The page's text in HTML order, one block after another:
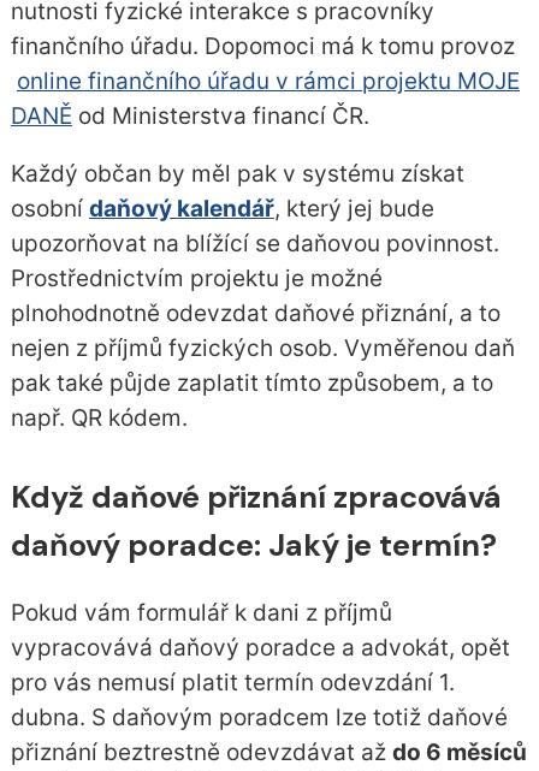
nutnosti fyzické interakce s pracovníky
finančního úřadu. Dopomoci má k tomu provoz
online finančního úřadu v rámci projektu MOJE
DANĚod Ministerstva financí ČR.
Každý občan by měl pak v systému získat
osobní daňový kalendář, který jej bude
upozorňovat na blížící se daňovou povinnost.
Prostřednictvím projektu je možné
plnohodnotně odevzdat daňové přiznání, a to
nejen z příjmů fyzických osob. Vyměřenou daň
pak také půjde zaplatit tímto způsobem, a to
např. QR kódem.
Když daňové přiznání zpracovává
daňový poradce: Jaký je termín?
Pokud vám formulář k dani z příjmů
vypracovává daňový poradce a advokát, opět
pro vás nemusí platit termín odevzdání 1.
dubna. S daňovým poradcem lze totiž daňové
přiznání beztrestně odevzdávat až do 6 měsíců